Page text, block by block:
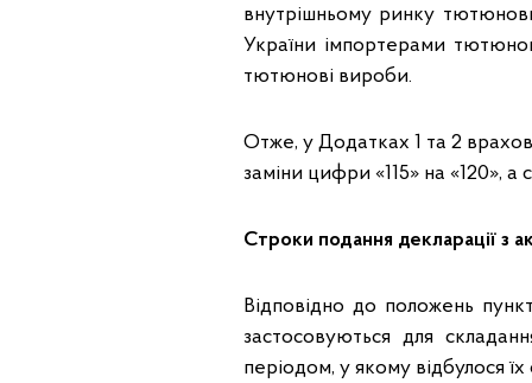
внутрішньому ринку
України імпортерами
тютюнові вироби.
Отже, у Додатках 1 та 2
заміни цифри «115» на «120»,
Строки подання декларації з
Відповідно до положень
застосовуються для
періодом, у якому відбулося